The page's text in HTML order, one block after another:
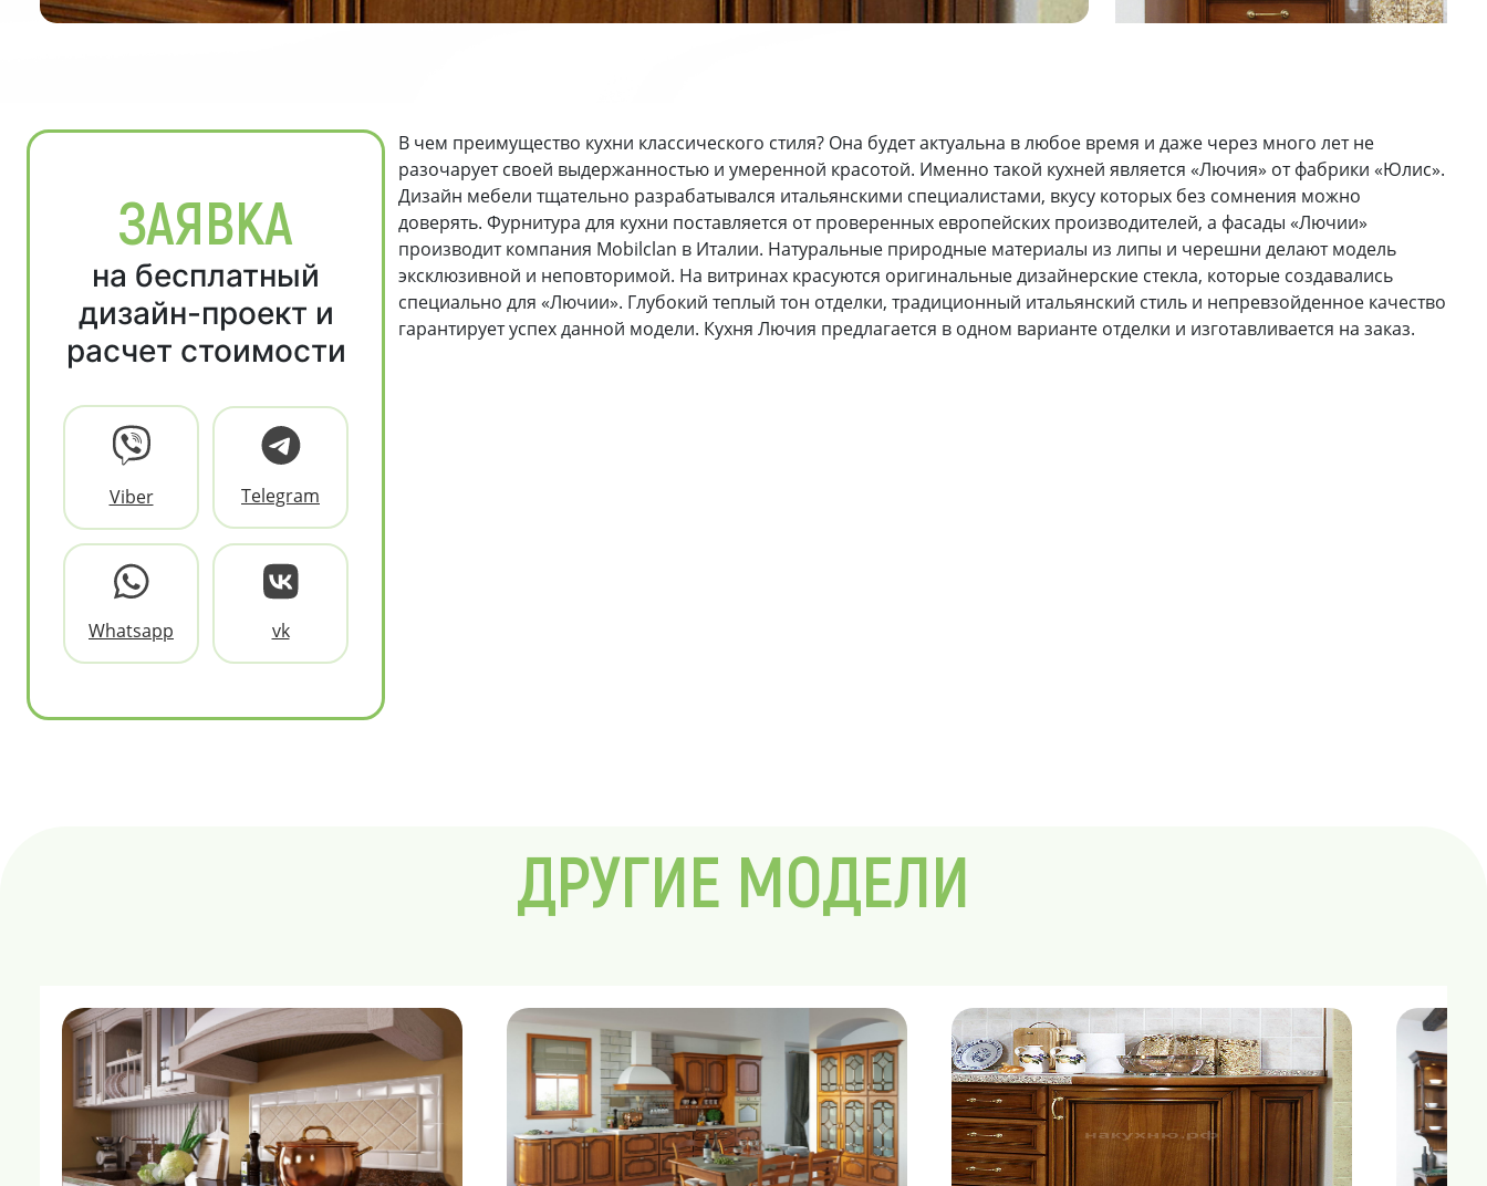
ЗАЯВКА
на бесплатный
дизайн-проект и
расчет стоимости
Viber Telegram
Whatsapp vk
В чем преимущество кухни классического стиля? Она будет актуальна в любое время и даже через много лет не
разочарует своей выдержанностью и умеренной красотой. Именно такой кухней является «Лючия» от фабрики «Юлис».
Дизайн мебели тщательно разрабатывался итальянскими специалистами, вкусу которых без сомнения можно
доверять. Фурнитура для кухни поставляется от проверенных европейских производителей, а фасады «Лючии»
производит компания Mobilclan в Италии. Натуральные природные материалы из липы и черешни делают модель
эксклюзивной и неповторимой. На витринах красуются оригинальные дизайнерские стекла, которые создавались
специально для «Лючии». Глубокий теплый тон отделки, традиционный итальянский стиль и непревзойденное качество
гарантирует успех данной модели. Кухня Лючия предлагается в одном варианте отделки и изготавливается на заказ.
ДРУГИЕ МОДЕЛИ